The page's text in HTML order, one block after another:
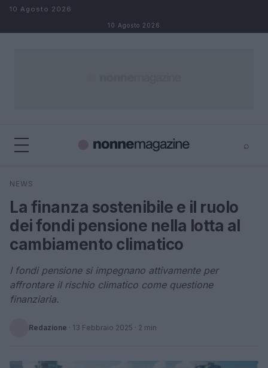
Salta al contenuto
10 Agosto 2026
10 Agosto 2026
⌕
Cerca
NEWS
La finanza sostenibile e il ruolo
dei fondi pensione nella lotta al
cambiamento climatico
I fondi pensione si impegnano attivamente per
affrontare il rischio climatico come questione
finanziaria.
Redazione · 13 Febbraio 2025 · 2 min